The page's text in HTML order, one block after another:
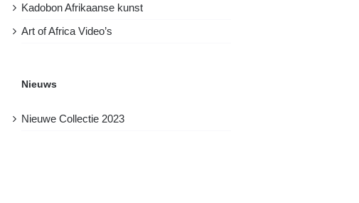
Kadobon Afrikaanse kunst
Art of Africa Video’s
Nieuws
Nieuwe Collectie 2023